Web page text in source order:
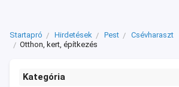
Startapró Hirdetések Pest
Csévharaszt
Otthon, kert, építkezés
Kategória